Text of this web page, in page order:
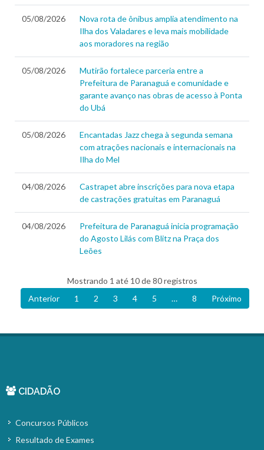
05/08/2026
Nova rota de ônibus amplia atendimento na
Ilha dos Valadares e leva mais mobilidade
aos moradores na região
05/08/2026
Mutirão fortalece parceria entre a
Prefeitura de Paranaguá e comunidade e
garante avanço nas obras de acesso à Ponta
do Ubá
05/08/2026
Encantadas Jazz chega à segunda semana
com atrações nacionais e internacionais na
Ilha do Mel
04/08/2026
Castrapet abre inscrições para nova etapa
de castrações gratuitas em Paranaguá
04/08/2026
Prefeitura de Paranaguá inicia programação
do Agosto Lilás com Blitz na Praça dos
Leões
Mostrando 1 até 10 de 80 registros
Anterior
1 2 3 4 5 … 8 Próximo
CIDADÃO
Concursos Públicos
Resultado de Exames